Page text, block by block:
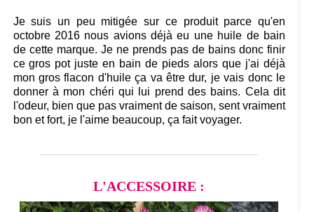
Je suis un peu mitigée sur ce produit parce qu'en
octobre 2016 nous avions déjà eu une huile de bain
de cette marque. Je ne prends pas de bains donc finir
ce gros pot juste en bain de pieds alors que j'ai déjà
mon gros flacon d'huile ça va être dur, je vais donc le
donner à mon chéri qui lui prend des bains. Cela dit
l'odeur, bien que pas vraiment de saison, sent vraiment
bon et fort, je l'aime beaucoup, ça fait voyager.
L'ACCESSOIRE :